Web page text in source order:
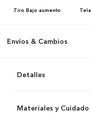
Tiro Bajo aumento Tela
Envíos & Cambios
Detalles
Materiales y Cuidado